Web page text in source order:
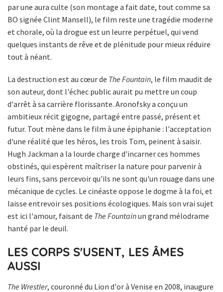
par une aura culte (son montage a fait date, tout comme sa
BO signée Clint Mansell), le film reste une tragédie moderne
et chorale, où la drogue est un leurre perpétuel, qui vend
quelques instants de rêve et de plénitude pour mieux réduire
tout à néant.
La destruction est au cœur de The Fountain, le film maudit de
son auteur, dont l'échec public aurait pu mettre un coup
d'arrêt à sa carrière florissante. Aronofsky a conçu un
ambitieux récit gigogne, partagé entre passé, présent et
futur. Tout mène dans le film à une épiphanie : l'acceptation
d'une réalité que les héros, les trois Tom, peinent à saisir.
Hugh Jackman a la lourde charge d'incarner ces hommes
obstinés, qui espèrent maîtriser la nature pour parvenir à
leurs fins, sans percevoir qu'ils ne sont qu'un rouage dans une
mécanique de cycles. Le cinéaste oppose le dogme à la foi, et
laisse entrevoir ses positions écologiques. Mais son vrai sujet
est ici l'amour, faisant de The Fountainun grand mélodrame
hanté par le deuil.
LES CORPS S'USENT, LES ÂMES
AUSSI
The Wrestler, couronné du Lion d'or à Venise en 2008, inaugure